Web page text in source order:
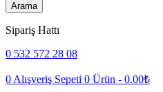
Arama
Sipariş Hattı
0 532 572 28 08
0 Alışveriş Sepeti 0 Ürün - 0.00₺